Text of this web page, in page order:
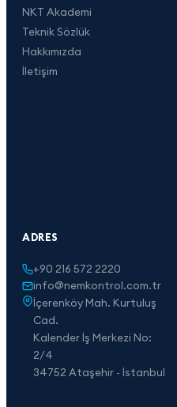
NKT Akademi
Teknik Sözlük
Hakkımızda
İletişim
ADRES
+90 216 572 2220
info@nemkontrol.com.tr
İçerenköy Mah. Kurtuluş
Cad.
Kalender İş Merkezi No:
2/4
34752 Ataşehir - İstanbul